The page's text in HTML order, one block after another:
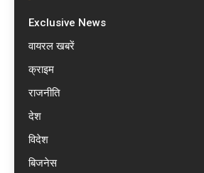
Exclusive News
वायरल खबरें
क्राइम
राजनीति
देश
विदेश
बिजनेस